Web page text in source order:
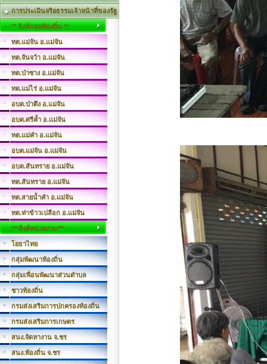
การประเมินจริยธรรมเจ้าหน้าที่ของรัฐ
** ลิงค์กลุ่มท้องถิ่น **
ทต.แม่จัน อ.แม่จัน
ทต.จันจว้า อ.แม่จัน
ทต.ป่าซาง อ.แม่จัน
ทต.แม่ไร่ อ.แม่จัน
อบต.ป่าตึง อ.แม่จัน
อบต.ศรีค้ำ อ.แม่จัน
ทต.แม่คำ อ.แม่จัน
อบต.แม่จัน อ.แม่จัน
อบต.สันทราย อ.แม่จัน
ทต.สันทราย อ.แม่จัน
ทต.สายน้ำคำ อ.แม่จัน
ทต.ท่าข้าวเปลือก อ.แม่จัน
***ลิงค์หน่วยงาน***
โยธาไทย
กลุ่มพัฒนาท้องถิ่น
กลุ่มเพื่อนพัฒนาส่วนตำบล
ชาวท้องถิ่น
กรมส่งเสริมการปกครองท้องถิ่น
กรมส่งเสริมการเกษตร
สนง.จัดหางาน จ.ชร
สนง.ท้องถิ่น จ.ชร